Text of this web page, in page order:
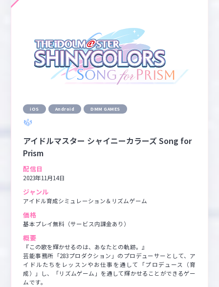
iOS Android DMM GAMES
アイドルマスター シャイニーカラーズ Song for
Prism
配信日
2023年11月14日
ジャンル
アイドル育成シミュレーション＆リズムゲーム
価格
基本プレイ無料（サービス内課金あり）
概要
『この歌を輝かせるのは、あなたとの軌跡。』
芸能事務所「283プロダクション」のプロデューサーとして、ア
イドルたちをレッスンやお仕事を通して「プロデュース（育
成）」し、「リズムゲーム」を通して輝かせることができるゲー
ムです。